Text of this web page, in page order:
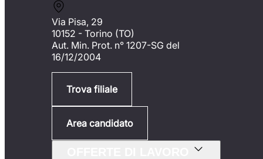
Via Pisa, 29
10152 - Torino (TO)
Aut. Min. Prot. n° 1207-SG del
16/12/2004
Trova filiale
Area candidato